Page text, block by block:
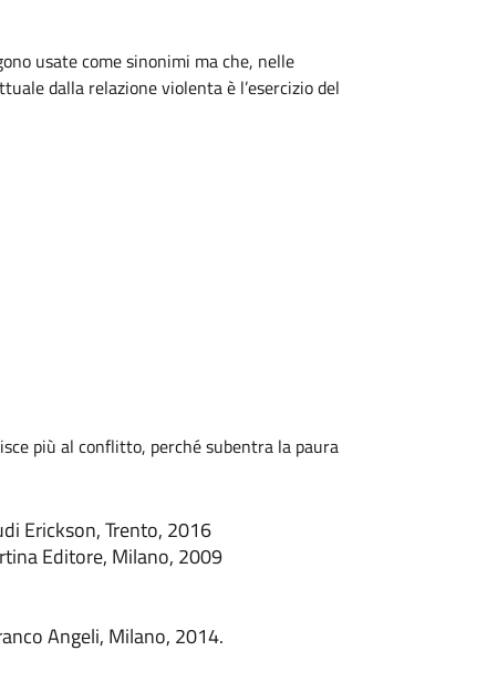
usate come sinonimi ma che, nelle
dalla relazione violenta è l’esercizio del
più al conflitto, perché subentra la paura
Erickson, Trento, 2016
Editore, Milano, 2009
Angeli, Milano, 2014.